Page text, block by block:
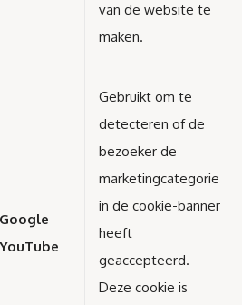
van de website te
maken.
Google
YouTube
Gebruikt om te
detecteren of de
bezoeker de
marketingcategorie
in de cookie-banner
heeft
geaccepteerd.
Deze cookie is